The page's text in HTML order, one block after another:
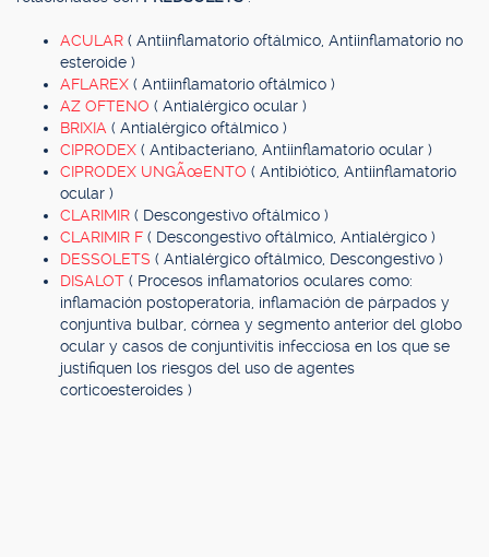
ACULAR ( Antiinflamatorio oftálmico, Antiinflamatorio no
esteroide )
AFLAREX ( Antiinflamatorio oftálmico )
AZ OFTENO ( Antialérgico ocular )
BRIXIA ( Antialérgico oftálmico )
CIPRODEX ( Antibacteriano, Antiinflamatorio ocular )
CIPRODEX UNGÃœENTO ( Antibiótico, Antiinflamatorio
ocular )
CLARIMIR ( Descongestivo oftálmico )
CLARIMIR F ( Descongestivo oftálmico, Antialérgico )
DESSOLETS ( Antialérgico oftálmico, Descongestivo )
DISALOT ( Procesos inflamatorios oculares como:
inflamación postoperatoria, inflamación de párpados y
conjuntiva bulbar, córnea y segmento anterior del globo
ocular y casos de conjuntivitis infecciosa en los que se
justifiquen los riesgos del uso de agentes
corticoesteroides )